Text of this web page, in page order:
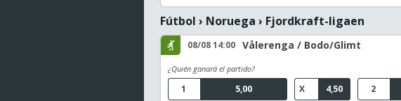
Fútbol › Noruega › Fjordkraft-ligaen
08/08 14:00 Vålerenga / Bodo/Glimt
¿Quién ganará el partido?
5,00
1 4,50
X 2